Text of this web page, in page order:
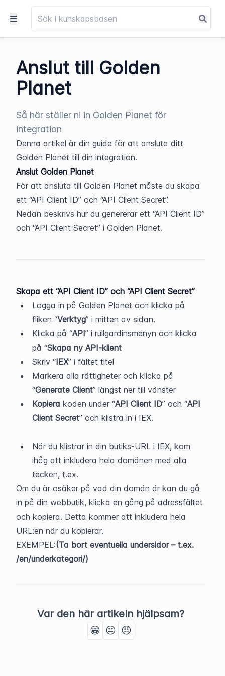
Anslut till Golden
Planet
Så här ställer ni in Golden Planet för
integration
Denna artikel är din guide för att ansluta ditt
Golden Planet till din integration.
Anslut Golden Planet
För att ansluta till Golden Planet måste du skapa
ett “API Client ID” och “API Client Secret”.
Nedan beskrivs hur du genererar ett “API Client ID”
och “API Client Secret” i Golden Planet.
Skapa ett “API Client ID” och “API Client Secret”
Logga in på Golden Planet och klicka på
fliken “Verktyg” i mitten av sidan.
Klicka på “API” i rullgardinsmenyn och klicka
på “Skapa ny API-klient
Skriv “IEX” i fältet titel
Markera alla rättigheter och klicka på
“Generate Client” längst ner till vänster
Kopiera koden under “API Client ID” och “API
Client Secret” och klistra in i IEX.
När du klistrar in din butiks-URL i IEX, kom
ihåg att inkludera hela domänen med alla
tecken, t.ex.
Om du är osäker på vad din domän är kan du gå
in på din webbutik, klicka en gång på adressfältet
och kopiera. Detta kommer att inkludera hela
URL:en när du kopierar.
EXEMPEL:(Ta bort eventuella undersidor – t.ex.
/en/underkategori/)
Var den här artikeln hjälpsam?
😁 😐 😠